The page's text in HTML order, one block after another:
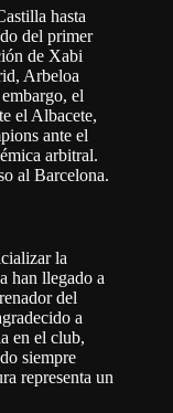
hasta
del primer
de Xabi
Arbeloa
el
el Albacete,
ante el
arbitral.
al Barcelona.
la
han llegado a
del
a
en el club,
siempre
representa un